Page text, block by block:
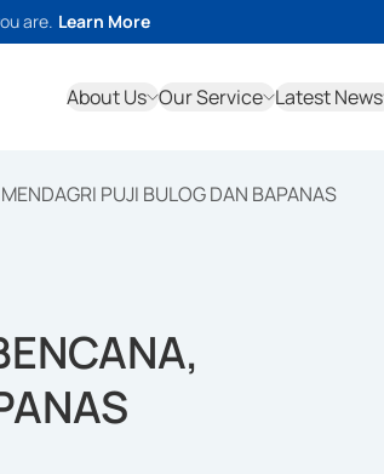
are. Learn More
About Us Our Service Latest News
PUJI BULOG DAN BAPANAS